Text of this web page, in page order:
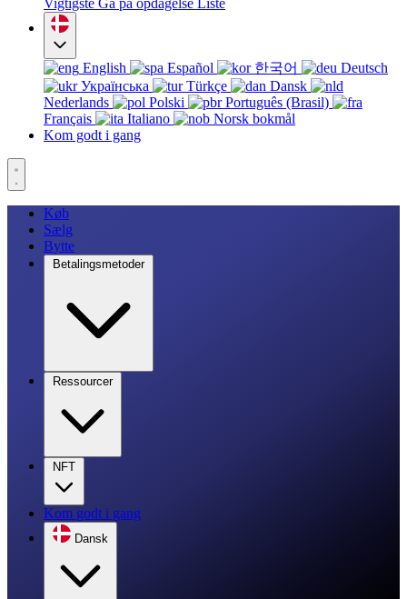
Vigtigste Gå på opdagelse Liste
English Español 한국어
Deutsch
Українська
Türkçe
Dansk
Nederlands
Polski
Português (Brasil)
Français
Italiano
Norsk bokmål
Kom godt i gang
Køb
Sælg
Bytte
Betalingsmetoder
Ressourcer
NFT
Kom godt i gang
Dansk